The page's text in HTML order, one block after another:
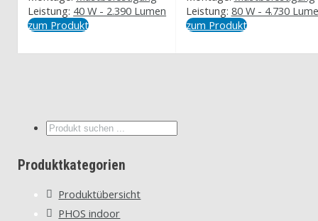
Leistung: 40 W - 2.390 Lumen
zum Produkt
Leistung: 80 W - 4.730
zum Produkt
Suche
Produktkategorien
Produktübersicht
PHOS indoor